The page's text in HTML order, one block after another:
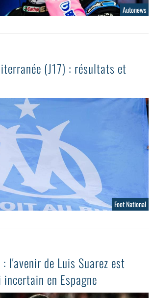
Autonews
(J17) : résultats et
Foot National
l'avenir de Luis Suarez est
en Espagne